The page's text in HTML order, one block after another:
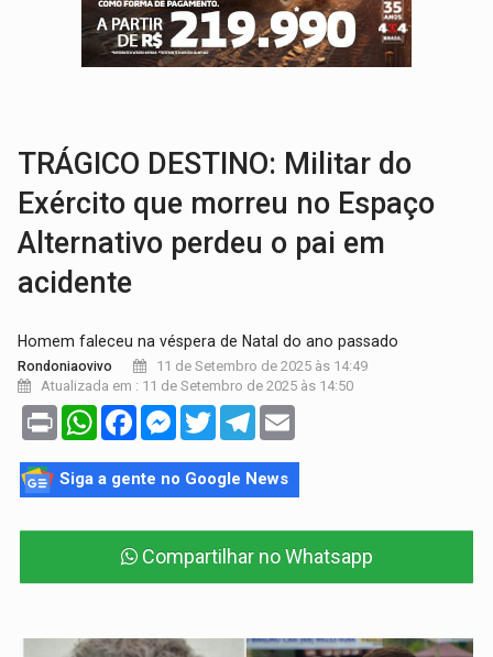
VARCENA:Cientistas descobrem nova espécie de rã em florestas
BARGANHA:Vai comprar celular usado? Veja como consultar o
TRÁGICO DESTINO: Militar do
Exército que morreu no Espaço
Alternativo perdeu o pai em
acidente
Homem faleceu na véspera de Natal do ano passado
Rondoniaovivo
11 de Setembro de 2025 às 14:49
Atualizada em : 11 de Setembro de 2025 às 14:50
Print WhatsAppFacebookMessenger
TwitterTelegram
Siga a gente no Google News
Compartilhar no Whatsapp